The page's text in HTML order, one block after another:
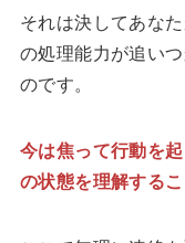
それは決してあな
の処理能力が追い
のです。
今は焦って行動を
の状態を理解するこ